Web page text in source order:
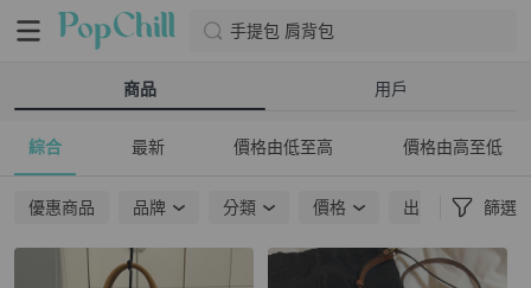
手提包 肩背包
商品 用戶
綜合 最新 價格由低至高 價格由高至低
優惠商品 品牌 分類 價格 出貨地點 篩選